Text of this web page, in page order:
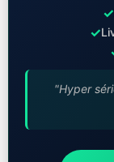
✓
✓
"Hyper